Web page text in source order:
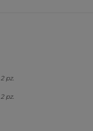
2 pz.
2 pz.